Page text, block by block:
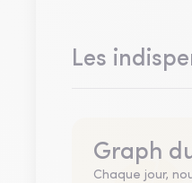
Les
Graph
Chaque jour,